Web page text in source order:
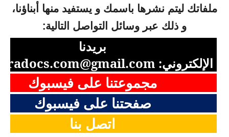
ملفاتك ليتم نشرها باسمك و يستفيد منها أبناؤنا،
و ذلك عبر وسائل التواصل التالية:
بريدنا
الإلكتروني:
مجموعتنا على فيسبوك
صفحتنا على فيسبوك
اتصل بنا